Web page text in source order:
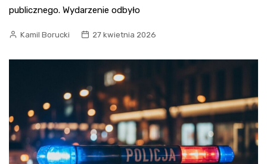
publicznego. Wydarzenie odbyło
Kamil Borucki 27 kwietnia 2026